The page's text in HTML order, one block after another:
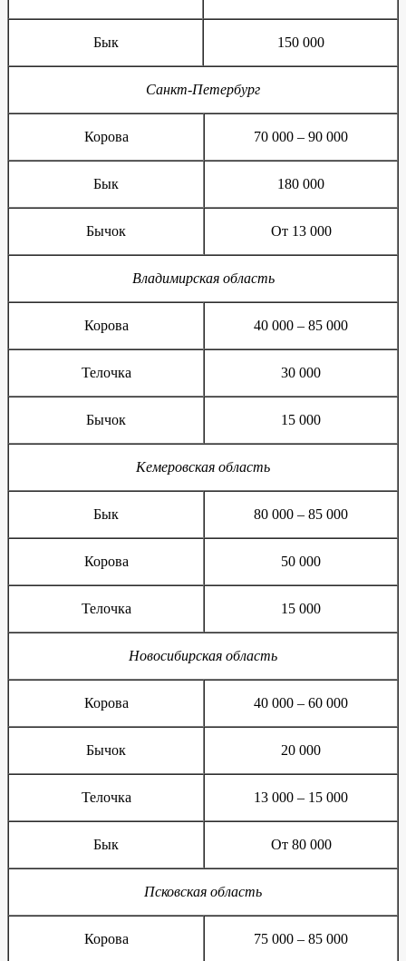
Бык 150 000
Санкт-Петербург
Корова 70 000 – 90 000
Бык 180 000
Бычок От 13 000
Владимирская область
Корова 40 000 – 85 000
Телочка 30 000
Бычок 15 000
Кемеровская область
Бык 80 000 – 85 000
Корова 50 000
Телочка 15 000
Новосибирская область
Корова 40 000 – 60 000
Бычок 20 000
Телочка 13 000 – 15 000
Бык От 80 000
Псковская область
Корова 75 000 – 85 000